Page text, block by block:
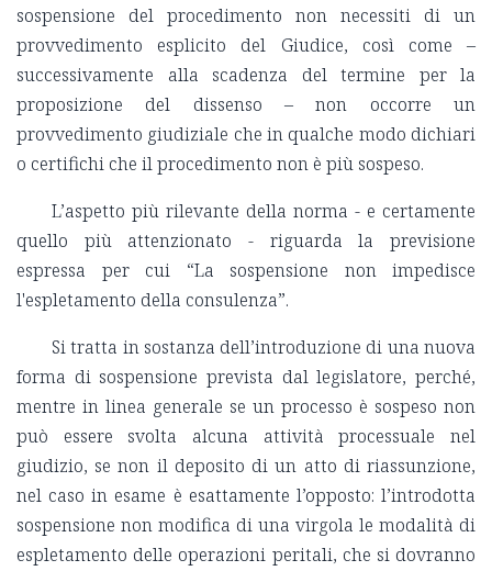
sospensione del procedimento non necessiti di un
provvedimento esplicito del Giudice, così come –
successivamente alla scadenza del termine per la
proposizione del dissenso – non occorre un
provvedimento giudiziale che in qualche modo dichiari
o certifichi che il procedimento non è più sospeso.
L’aspetto più rilevante della norma - e certamente
quello più attenzionato - riguarda la previsione
espressa per cui “La sospensione non impedisce
l'espletamento della consulenza”.
Si tratta in sostanza dell’introduzione di una nuova
forma di sospensione prevista dal legislatore, perché,
mentre in linea generale se un processo è sospeso non
può essere svolta alcuna attività processuale nel
giudizio, se non il deposito di un atto di riassunzione,
nel caso in esame è esattamente l’opposto: l’introdotta
sospensione non modifica di una virgola le modalità di
espletamento delle operazioni peritali, che si dovranno